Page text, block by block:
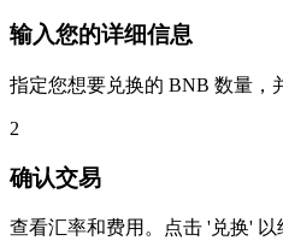
输入您的详细信息
指定您想要兑换的 BNB 数量，
2
确认交易
查看汇率和费用。点击 '兑换' 以